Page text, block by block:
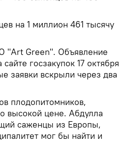
на 1 миллион 461 тысячу
"Art Green". Объявление
госзакупок 17 октября
заявки вскрыли через два
плодопитомников,
высокой цене. Абдулла
саженцы из Европы,
мог бы найти и